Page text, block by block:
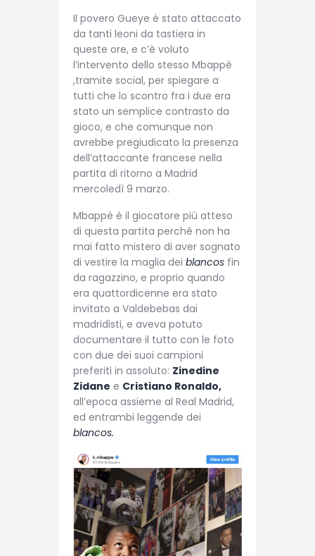
Il povero Gueye è stato attaccato
da tanti leoni da tastiera in
queste ore, e c’è voluto
l’intervento dello stesso Mbappè
,tramite social, per spiegare a
tutti che lo scontro fra i due era
stato un semplice contrasto da
gioco, e che comunque non
avrebbe pregiudicato la presenza
dell’attaccante francese nella
partita di ritorno a Madrid
mercoledì 9 marzo.
Mbappè è il giocatore più atteso
di questa partita perché non ha
mai fatto mistero di aver sognato
di vestire la maglia dei blancos fin
da ragazzino, e proprio quando
era quattordicenne era stato
invitato a Valdebebas dai
madridisti, e aveva potuto
documentare il tutto con le foto
con due dei suoi campioni
preferiti in assoluto: Zinedine
Zidane e Cristiano Ronaldo,
all’epoca assieme al Real Madrid,
ed entrambi leggende dei
blancos.